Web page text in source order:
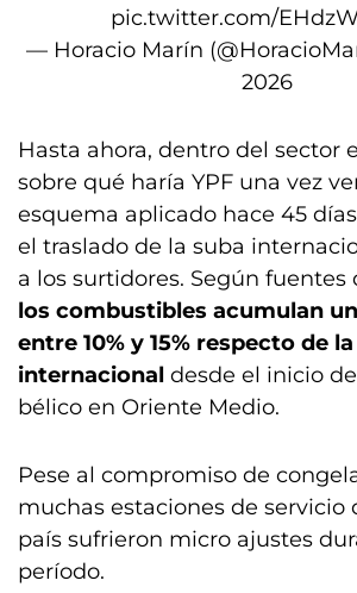
pic.twitter.com/
— Horacio Marín
2026
Hasta ahora, dentro del sector
sobre qué haría YPF una vez
esquema aplicado hace 45
el traslado de la suba
a los surtidores. Según fuentes
los combustibles acumulan
entre 10% y 15% respecto de
internacional desde el inicio
bélico en Oriente Medio.
Pese al compromiso de
muchas estaciones de servicio
país sufrieron micro ajustes
período.